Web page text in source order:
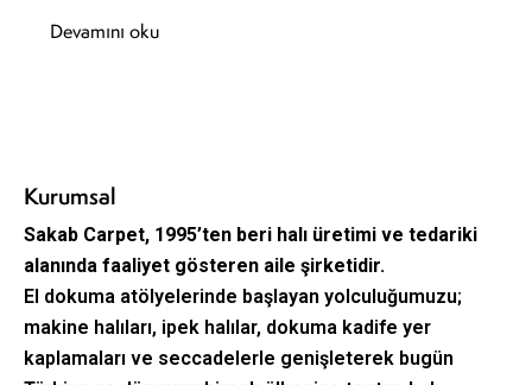
Devamını oku
Kurumsal
Sakab Carpet, 1995’ten beri halı üretimi ve tedariki
alanında faaliyet gösteren aile şirketidir.
El dokuma atölyelerinde başlayan yolculuğumuzu;
makine halıları, ipek halılar, dokuma kadife yer
kaplamaları ve seccadelerle genişleterek bugün